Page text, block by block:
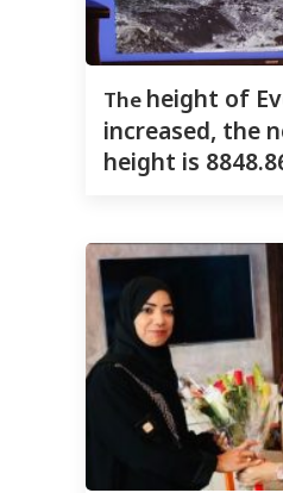
Theheight of
increased, the
height is